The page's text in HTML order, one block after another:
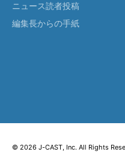
ニュース読者投稿
編集長からの手紙
© 2026 J-CAST, Inc. All Rights